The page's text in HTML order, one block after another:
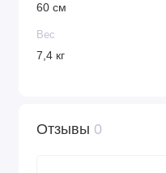
60 см
Вес
7,4 кг
Отзывы 0